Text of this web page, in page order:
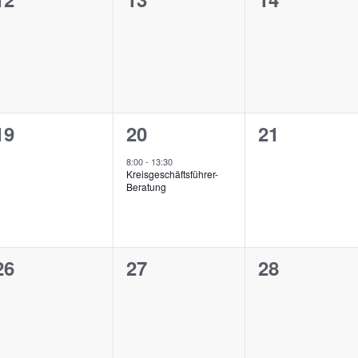
Veranstaltungen,
1
Veranstaltung,
20
8:00- 13:30
Kreisgeschäftsführer-
Beratung
0
21
0
27
0
28